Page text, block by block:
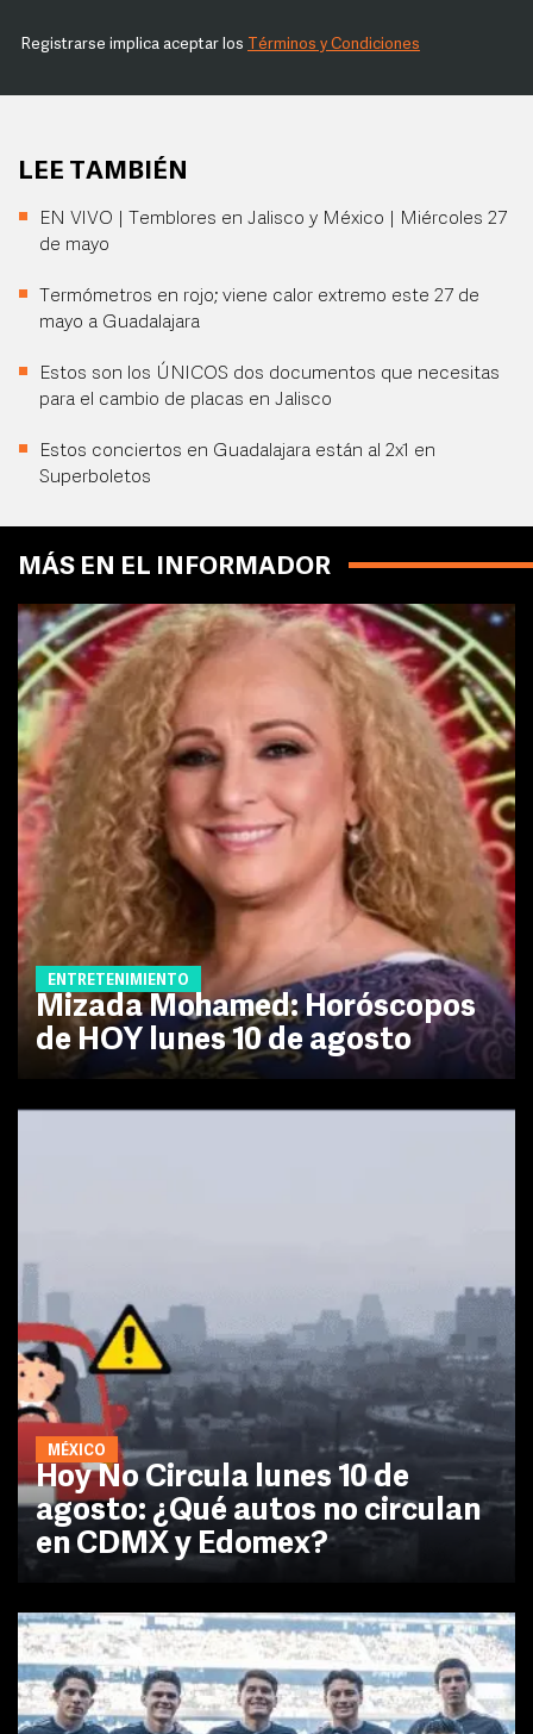
Registrarse implica aceptar los Términos y Condiciones
LEE TAMBIÉN
EN VIVO | Temblores en Jalisco y México | Miércoles 27
de mayo
Termómetros en rojo; viene calor extremo este 27 de
mayo a Guadalajara
Estos son los ÚNICOS dos documentos que necesitas
para el cambio de placas en Jalisco
Estos conciertos en Guadalajara están al 2x1 en
Superboletos
MÁS EN EL INFORMADOR
ENTRETENIMIENTO
Mizada Mohamed: Horóscopos
de HOY lunes 10 de agosto
MÉXICO
Hoy No Circula lunes 10 de
agosto: ¿Qué autos no circulan
en CDMX y Edomex?